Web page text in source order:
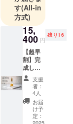
覚的評価や
短期的診断
では説明し
きれない
「老化の進
行プロセ
ス」そのも
のに課題意
識を持つ。
化粧品ブラ
す(All-in
方式)
15,
400 円
残り16
【超早
割】完
成した
商品1本
・詳
細：セ
ラム
ルネッ
サン
支援
者：
4人
お届
け予
定：